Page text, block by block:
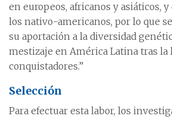
en europeos, africanos y asiáticos, y
los nativo-americanos, por lo que
su aportación a la diversidad
mestizaje en América Latina tras la
conquistadores.”
Selección
Para efectuar esta labor, los